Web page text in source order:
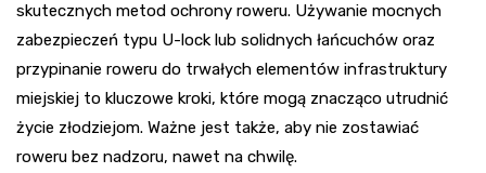
skutecznych metod ochrony roweru. Używanie mocnych
zabezpieczeń typu U-lock lub solidnych łańcuchów oraz
przypinanie roweru do trwałych elementów infrastruktury
miejskiej to kluczowe kroki, które mogą znacząco utrudnić
życie złodziejom. Ważne jest także, aby nie zostawiać
roweru bez nadzoru, nawet na chwilę.